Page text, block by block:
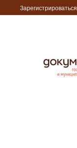
Зарегистрироваться